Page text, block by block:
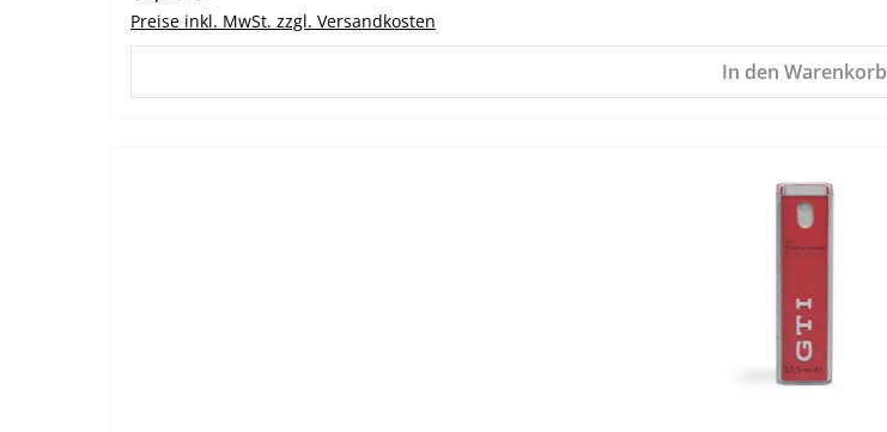
Preise inkl. MwSt. zzgl. Versandkosten
In den Warenkorb